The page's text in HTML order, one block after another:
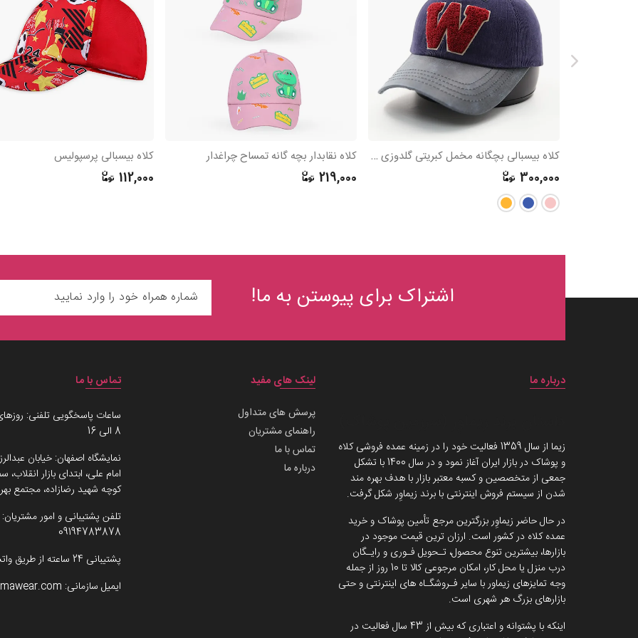
کلاه بیسبالی بچگانه مخمل کبریتی گلدوزی حوله ای W
300,000
کلاه نقابدار بچه گانه تمساح چراغدار
219,000
کلاه بیسبالی پرسپولیس
112,000
اشتراک برای پیوستن به ما!
درباره ما
زیما از سال 1359 فعالیت خود را در زمینه عمده فروشی کلاه
و پوشاک در بازار ایران آغاز نمود و در سال 1400 با تشکل
جمعی از متخصصین و کسبه معتبر بازار با هدف بهره مند
شدن از سیستم فروش اینترنتی با برند زیماوِر شکل گرفت.
در حال حاضر زیماوِر بزرگترین مرجع تأمین پوشاک و خرید
عمده کلاه در کشور است. ارزان ترین قیمت موجود در
بازارها، بیشترین تنوع محصول، تـحویل فـوری و رایـگان
درب منزل یا محل کار، امکان مرجوعی کالا تا 10 روز از جمله
وجه تمایزهای زیماور با سایر فـروشگـاه های اینترنتی و حتی
بازارهای بزرگ هر شهری است.
اینکه با پشتوانه و اعتباری که بیش از 43 سال فعالیت در
لینک های مفید
پرسش های متداول
راهنمای مشتریان
تماس با ما
درباره ما
تماس با ما
ساعات پاسخگویی تلفنی:
8 الی 16
نمایشگاه اصفهان: خیابان
امام علی، ابتدای بازار
کوچه شهید رضازاده، مجتمع
تلفن پشتیبانی و امور مشتریان:
09194783878
پشتیبانی 24 ساعته از طریق واتساپ
ایمیل سازمانی: